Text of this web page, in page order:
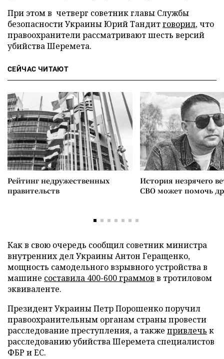
При этом в четверг советник главы Службы
безопасности Украины Юрий Тандитговорил, что
правоохранители рассматривают шесть версий
убийства Шеремета.
СЕЙЧАС ЧИТАЮТ
Рейтинг недружественных
правительств
История незрячего
СВО может помочь
Как в свою очередь сообщил советник министра
внутренних дел Украины Антон Геращенко,
мощность самодельного взрывного устройства в
машине составила 400-600 граммов в тротиловом
эквиваленте.
Президент Украины Петр Порошенко поручил
правоохранительным органам страны провести
расследование преступления, а также привлечь к
расследованию убийства Шеремета специалистов
ФБР и ЕС.